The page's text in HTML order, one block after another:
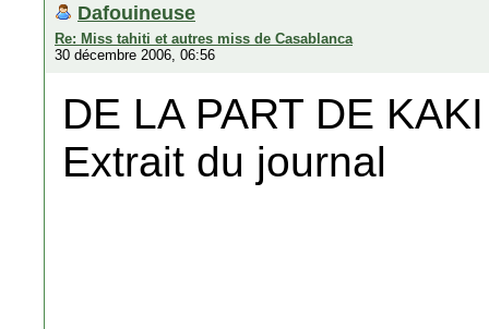
Dafouineuse
Re: Miss tahiti et autres miss de Casablanca
30 décembre 2006, 06:56
DE LA PART DE KAKI
Extrait du journal